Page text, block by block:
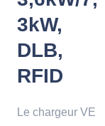
3kW,
DLB,
RFID
Le chargeur VE